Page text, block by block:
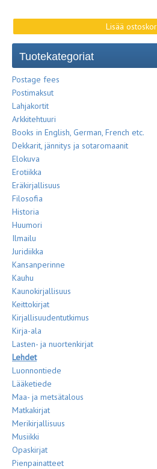
Tuotekategoriat
Postage fees
Postimaksut
Lahjakortit
Arkkitehtuuri
Books in English, German, French etc.
Dekkarit, jännitys ja sotaromaanit
Elokuva
Erotiikka
Eräkirjallisuus
Filosofia
Historia
Huumori
Ilmailu
Juridiikka
Kansanperinne
Kauhu
Kaunokirjallisuus
Keittokirjat
Kirjallisuudentutkimus
Kirja-ala
Lasten- ja nuortenkirjat
Lehdet
Luonnontiede
Lääketiede
Maa- ja metsätalous
Matkakirjat
Merikirjallisuus
Musiikki
Opaskirjat
Pienpainatteet